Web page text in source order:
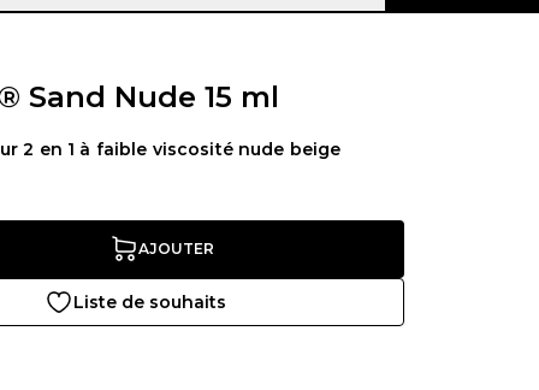
Sand Nude 15 ml
2 en 1 à faible viscosité nude beige
AJOUTER
Liste de souhaits